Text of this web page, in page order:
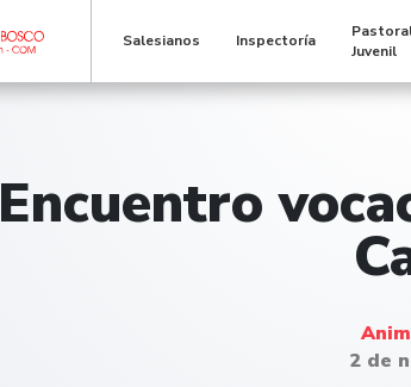
Salesianos Inspectoría
Juvenil
Encuentro
2 de